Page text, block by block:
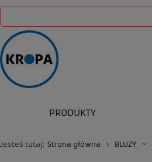
PRODUKTY
Jesteś tutaj: Strona główna BLUZY